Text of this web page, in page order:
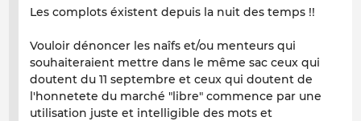
Les complots éxistent depuis la nuit des temps !!
Vouloir dénoncer les naîfs et/ou menteurs qui
souhaiteraient mettre dans le même sac ceux qui
doutent du 11 septembre et ceux qui doutent de
l'honnetete du marché "libre" commence par une
utilisation juste et intelligible des mots et